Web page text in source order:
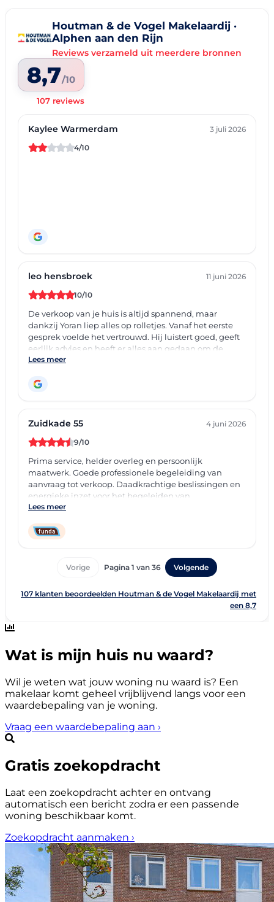
Wat is mijn huis nu waard?
Wil je weten wat jouw woning nu waard is? Een
makelaar komt geheel vrijblijvend langs voor een
waardebepaling van je woning.
Vraag een waardebepaling aan ›
Gratis zoekopdracht
Laat een zoekopdracht achter en ontvang
automatisch een bericht zodra er een passende
woning beschikbaar komt.
Zoekopdracht aanmaken ›